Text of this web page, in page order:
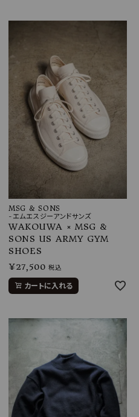
MSG & SONS
-エムエスジーアンドサンズ
WAKOUWA × MSG &
SONS US ARMY GYM
SHOES
¥27,500 税込
カートに入れる